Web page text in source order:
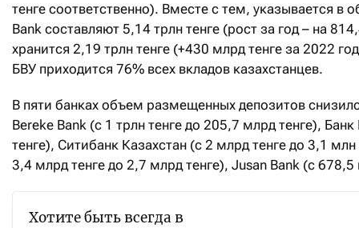
тенге соответственно). Вместе с тем, указывается в
Bank составляют 5,14 трлн тенге (рост за год – на
хранится 2,19 трлн тенге (+430 млрд тенге за 2022
БВУ приходится 76% всех вкладов казахстанцев.
В пяти банках объем размещенных депозитов
Bereke Bank (c 1 трлн тенге до 205,7 млрд тенге),
тенге), Ситибанк Казахстан (с 2 млрд тенге до 3,1
3,4 млрд тенге до 2,7 млрд тенге), Jusan Bank (с
Хотите быть всегда в